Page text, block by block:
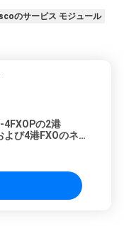
のサービス モジュール
の2港
よび4港FXOのネ